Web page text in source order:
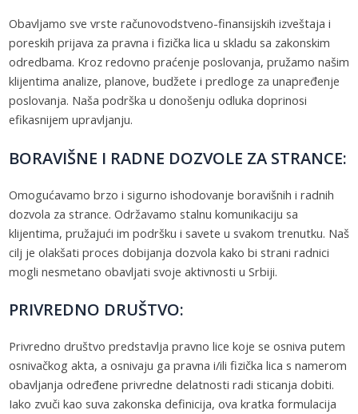
Obavljamo sve vrste računovodstveno-finansijskih izveštaja i
poreskih prijava za pravna i fizička lica u skladu sa zakonskim
odredbama. Kroz redovno praćenje poslovanja, pružamo našim
klijentima analize, planove, budžete i predloge za unapređenje
poslovanja. Naša podrška u donošenju odluka doprinosi
efikasnijem upravljanju.
BORAVIŠNE I RADNE DOZVOLE ZA STRANCE:
Omogućavamo brzo i sigurno ishodovanje boravišnih i radnih
dozvola za strance. Održavamo stalnu komunikaciju sa
klijentima, pružajući im podršku i savete u svakom trenutku. Naš
cilj je olakšati proces dobijanja dozvola kako bi strani radnici
mogli nesmetano obavljati svoje aktivnosti u Srbiji.
PRIVREDNO DRUŠTVO:
Privredno društvo predstavlja pravno lice koje se osniva putem
osnivačkog akta, a osnivaju ga pravna i/ili fizička lica s namerom
obavljanja određene privredne delatnosti radi sticanja dobiti.
Iako zvuči kao suva zakonska definicija, ova kratka formulacija